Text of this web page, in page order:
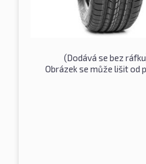
(Dodává se bez
Obrázek se může lišit od